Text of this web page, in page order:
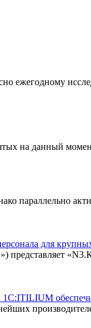
ежегодному
на данный
параллельно
для
1С:ITILIUM